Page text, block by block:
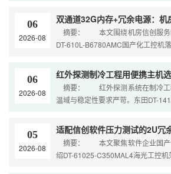
06
2026-08
摘要： 本文围绕机房信创服务
DT-610L-B6780AMC国产化工控机
06
2026-08
摘要： 红外探测系统在制冷工
温域与稳定性要求严苛。东田DT-
05
2026-08
摘要： 本文聚焦软件企业国产
绍DT-61025-C350MAL4海光工控